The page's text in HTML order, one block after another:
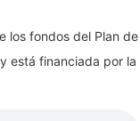
los fondos del Plan de
está financiada por la